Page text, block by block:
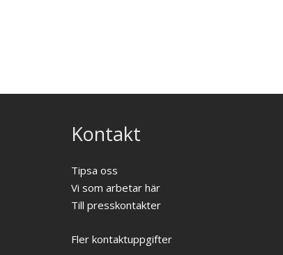
Kontakt
Tipsa oss
Vi som arbetar här
Till presskontakter
Fler kontaktuppgifter